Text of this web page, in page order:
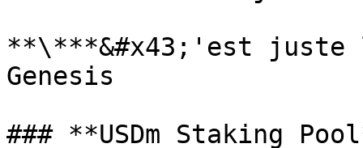
**\***&#x43;'est juste
Genesis
### **USDm Staking